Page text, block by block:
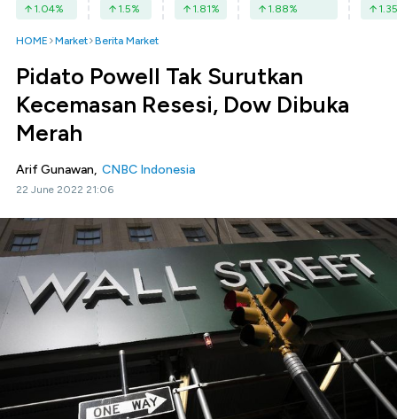
1.04% 1.5% 1.81% 1.88% 1.35
HOME Market Berita Market
Pidato Powell Tak Surutkan
Kecemasan Resesi, Dow Dibuka
Merah
Arif Gunawan, CNBC Indonesia
22 June 2022 21:06